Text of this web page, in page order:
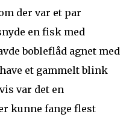
der var et par
en fisk med
bobleflåd agnet med
et gammelt blink
var det en
kunne fange flest